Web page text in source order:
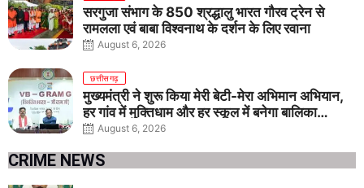
सरगुजा संभाग के 850 श्रद्धालु भारत गौरव ट्रेन से
रामलला एवं बाबा विश्वनाथ के दर्शन के लिए रवाना
August 6, 2026
छत्तीसगढ़
मुख्यमंत्री ने शुरू किया मेरी बेटी-मेरा अभिमान अभियान,
हर गांव में मुक्तिधाम और हर स्कूल में बनेगा बालिका
शौचालय
August 6, 2026
CRIME NEWS